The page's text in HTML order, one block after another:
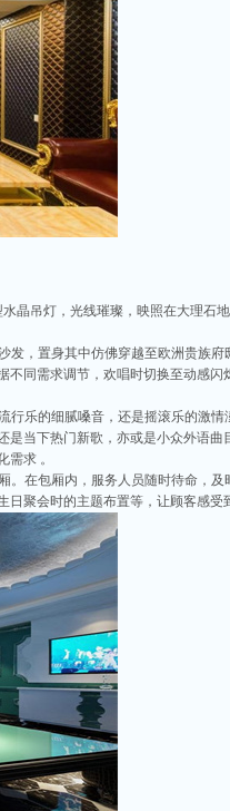
人员全程为你服务。每间包房都配备
是不可或缺的选择。在昆山，有许多
总是灯火辉煌，KTV的热潮更是成为
喜欢唱歌和社交的人们提供了一个理
推荐昆山八大最好玩的商务KTV，会
备受人们的推崇。在这里，KTV作为
之处。
处。在昆山的中，KTV夜总会是人们
排行榜。让我们一起探寻那些令人难
晶吊灯，光线璀璨，映照在大理石
发，置身其中仿佛穿越至欧洲贵族府
不同需求调节，欢唱时切换至动感闪
乐的细腻嗓音，还是摇滚乐的激情
当下热门新歌，亦或是小众外语曲
求 。
。在包厢内，服务人员随时待命，及
聚会时的主题布置等，让顾客感受